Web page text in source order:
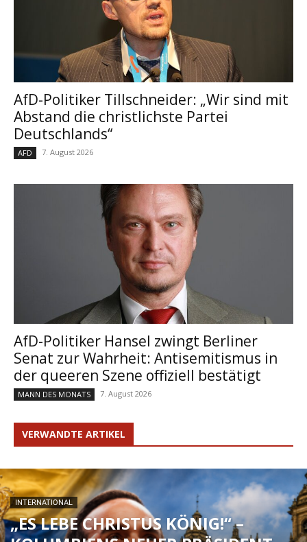
AfD-Politiker Tillschneider: „Wir sind mit
Abstand die christlichste Partei
Deutschlands“
AFD 7. August 2026
AfD-Politiker Hansel zwingt Berliner
Senat zur Wahrheit: Antisemitismus in
der queeren Szene offiziell bestätigt
MANN DES MONATS 7. August 2026
VERWANDTE ARTIKEL
INTERNATIONAL
„ES LEBE CHRISTUS KÖNIG!“ –